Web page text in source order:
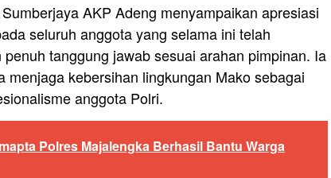
AKP Adeng menyampaikan apresiasi
seluruh anggota yang selama ini telah
tanggung jawab sesuai arahan pimpinan. Ia
menjaga kebersihan lingkungan Mako sebagai
anggota Polri.
Polres Majalengka Berhasil Bantu Warga